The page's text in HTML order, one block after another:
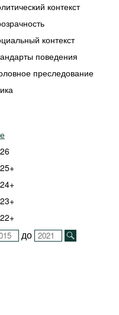
контекст
контекст
поведения
преследование
до